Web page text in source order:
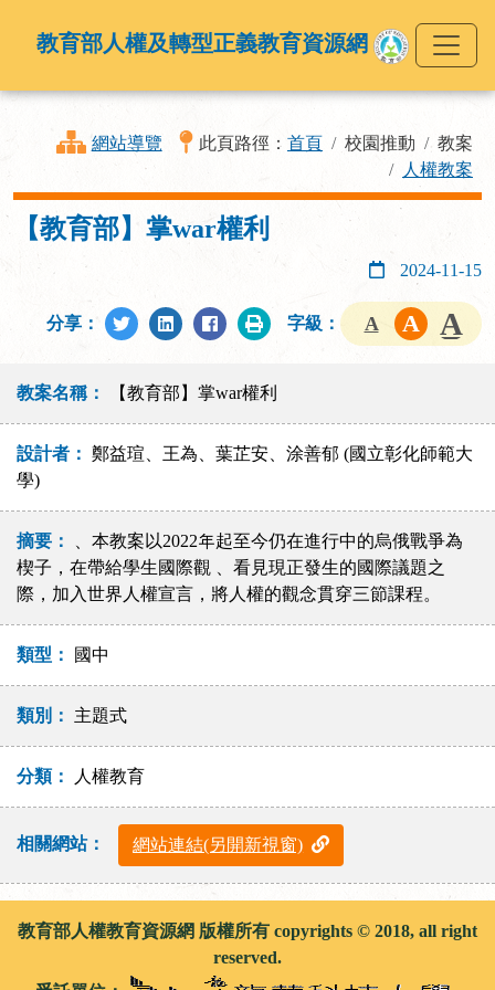
教育部人權及轉型正義教育資源網
網站導覽 此頁路徑： 首頁 校園推動
教案
人權教案
【教育部】掌war權利
2024-11-15
分享： 字級：
教案名稱： 【教育部】掌war權利
設計者： 鄭益瑄、王為、葉芷安、涂善郁 (國立彰化師範大
學)
摘要：
、本教案以2022年起至今仍在進行中的烏俄戰爭為
楔子，在帶給學生國際觀 、看見現正發生的國際議題之
際，加入世界人權宣言，將人權的觀念貫穿三節課程。
類型： 國中
類別： 主題式
分類： 人權教育
相關網站： 網站連結(另開新視窗)
教育部人權教育資源網 版權所有 copyrights © 2018, all right
reserved.